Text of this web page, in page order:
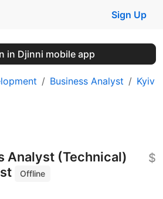
Sign Up
in Djinni mobile app
Business Analyst Kyiv
Analyst (Technical)
Offline
$